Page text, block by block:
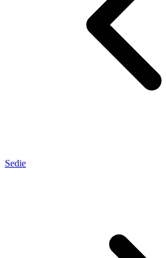
Sedie